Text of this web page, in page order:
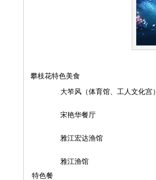
攀枝花特色美食
特色餐
大笮风（体育馆、工人文化宫）
宋艳华餐厅
雅江宏达渔馆
雅江渔馆